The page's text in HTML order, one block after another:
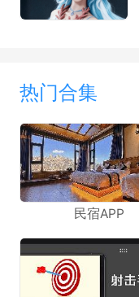
热门合集
民宿APP